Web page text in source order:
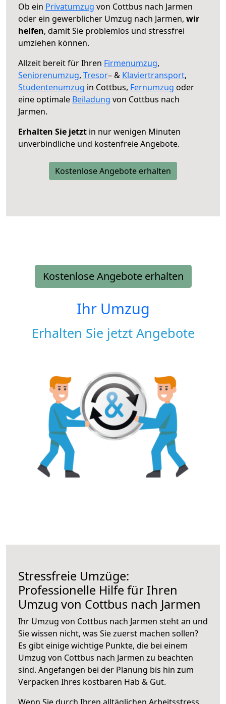
Ob ein Privatumzug von Cottbus nach Jarmen
oder ein gewerblicher Umzug nach Jarmen, wir
helfen, damit Sie problemlos und stressfrei
umziehen können.
Allzeit bereit für Ihren Firmenumzug,
Seniorenumzug, Tresor– & Klaviertransport,
Studentenumzug in Cottbus, Fernumzug oder
eine optimale Beiladung von Cottbus nach
Jarmen.
Erhalten Sie jetzt in nur wenigen Minuten
unverbindliche und kostenfreie Angebote.
Kostenlose Angebote erhalten
Kostenlose Angebote erhalten
Ihr Umzug
Erhalten Sie jetzt Angebote
Stressfreie Umzüge:
Professionelle Hilfe für Ihren
Umzug von Cottbus nach Jarmen
Ihr Umzug von Cottbus nach Jarmen steht an und
Sie wissen nicht, was Sie zuerst machen sollen?
Es gibt einige wichtige Punkte, die bei einem
Umzug von Cottbus nach Jarmen zu beachten
sind. Angefangen bei der Planung bis hin zum
Verpacken Ihres kostbaren Hab & Gut.